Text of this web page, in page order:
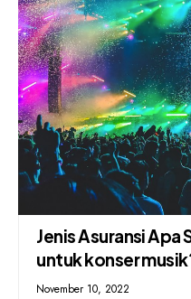
Jenis Asuransi Apa
untuk konser
November 10, 2022